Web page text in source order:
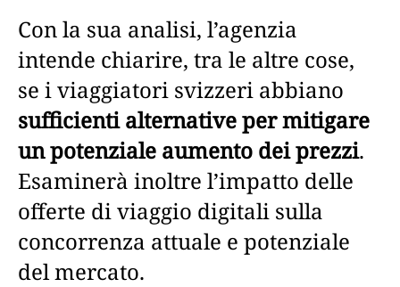
Con la sua analisi, l’agenzia
intende chiarire, tra le altre cose,
se i viaggiatori svizzeri abbiano
sufficienti alternative per mitigare
un potenziale aumento dei prezzi.
Esaminerà inoltre l’impatto delle
offerte di viaggio digitali sulla
concorrenza attuale e potenziale
del mercato.